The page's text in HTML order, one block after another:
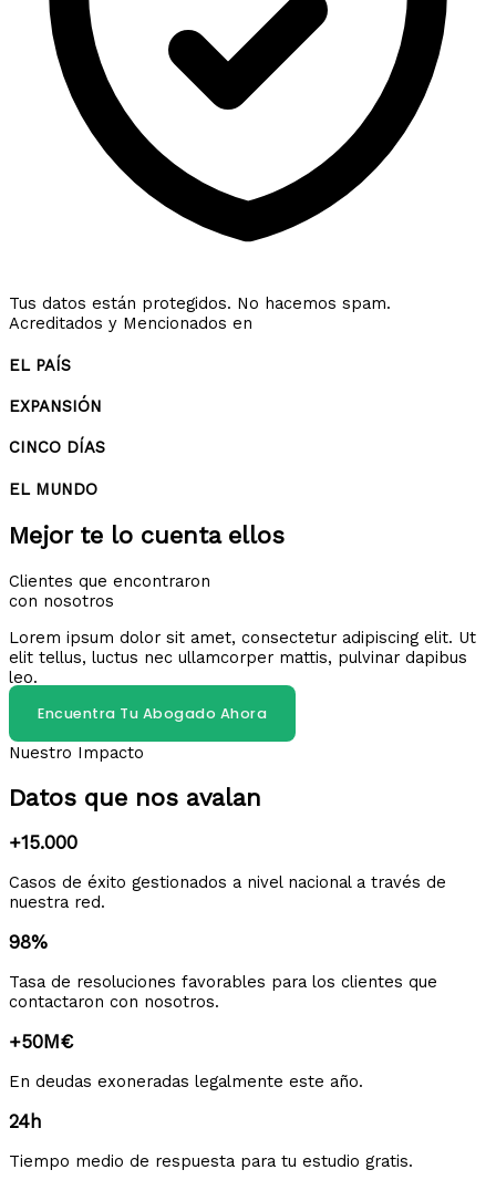
Tus datos están protegidos. No hacemos spam.
Acreditados y Mencionados en
EL PAÍS
EXPANSIÓN
CINCO DÍAS
EL MUNDO
Mejor te lo cuenta ellos
Clientes que encontraron
con nosotros
Lorem ipsum dolor sit amet, consectetur adipiscing elit. Ut
elit tellus, luctus nec ullamcorper mattis, pulvinar dapibus
leo.
Encuentra Tu Abogado Ahora
Nuestro Impacto
Datos que nos avalan
+15.000
Casos de éxito gestionados a nivel nacional a través de
nuestra red.
98%
Tasa de resoluciones favorables para los clientes que
contactaron con nosotros.
+50M€
En deudas exoneradas legalmente este año.
24h
Tiempo medio de respuesta para tu estudio gratis.